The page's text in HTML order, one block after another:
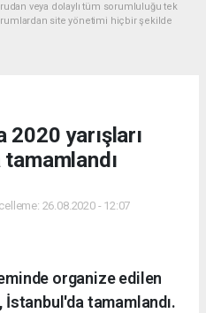
veya dolaylı tüm sorumluluğu tek
site yönetimi hiçbir şekilde
yarışları
26.08.2020 - 12:07
organize edilen
tamamlandı.